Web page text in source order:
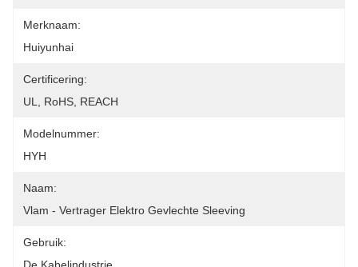
Merknaam:
Huiyunhai
Certificering:
UL, RoHS, REACH
Modelnummer:
HYH
Naam:
Vlam - Vertrager Elektro Gevlechte Sleeving
Gebruik: